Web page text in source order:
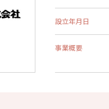
設立年月日
事業概要